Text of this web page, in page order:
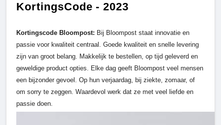
KortingsCode - 2023
Kortingscode Bloompost: Bij Bloompost staat innovatie en
passie voor kwaliteit centraal. Goede kwaliteit en snelle levering
zijn van groot belang. Makkelijk te bestellen, op tijd geleverd en
geweldige product opties. Elke dag geeft Bloompost veel mensen
een bijzonder gevoel. Op hun verjaardag, bij ziekte, zomaar, of
om sorry te zeggen. Waardevol werk dat ze met veel liefde en
passie doen.